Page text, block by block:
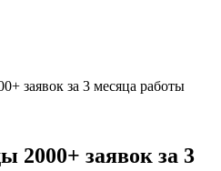
заявок за 3 месяца работы
2000+ заявок за 3